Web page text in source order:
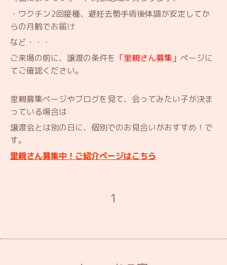
・ワクチン2回接種、避妊去勢手術後体調が安定してか
らの月齢でお届け
など・・・
ご来場の前に、譲渡の条件を 「里親さん募集」 ページに
てご確認ください。
里親募集ページやブログを見て、会ってみたい子が決ま
っている場合は
譲渡会とは別の日に、個別でのお見合いがおすすめ！で
す。
里親さん募集中！ご紹介ページはこちら
1